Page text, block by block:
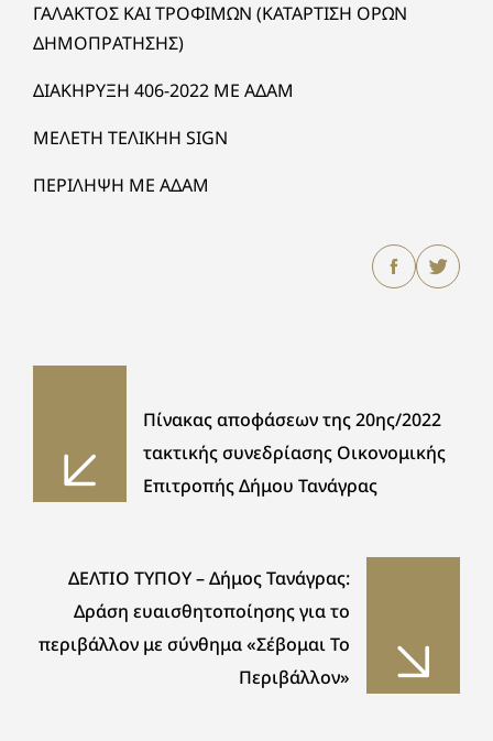
ΓΑΛΑΚΤΟΣ ΚΑΙ ΤΡΟΦΙΜΩΝ (ΚΑΤΑΡΤΙΣΗ ΟΡΩΝ
ΔΗΜΟΠΡΑΤΗΣΗΣ)
ΔΙΑΚΗΡΥΞΗ 406-2022 ΜΕ ΑΔΑΜ
ΜΕΛΕΤΗ ΤΕΛΙΚΗΗ SIGN
ΠΕΡΙΛΗΨΗ ΜΕ ΑΔΑΜ
Πίνακας αποφάσεων της 20ης/2022
τακτικής συνεδρίασης Οικονομικής
Επιτροπής Δήμου Τανάγρας
ΔΕΛΤΙΟ ΤΥΠΟΥ – Δήμος Τανάγρας:
Δράση ευαισθητοποίησης για το
περιβάλλον με σύνθημα «Σέβομαι Το
Περιβάλλον»